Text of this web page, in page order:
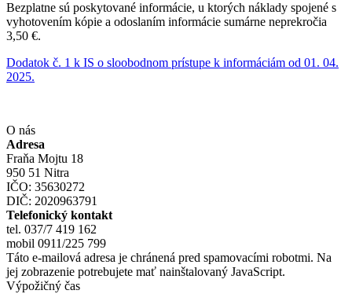
Bezplatne sú poskytované informácie, u ktorých náklady spojené s
vyhotovením kópie a odoslaním informácie sumárne neprekročia
3,50 €.
Dodatok č. 1 k IS o sloobodnom prístupe k informáciám od 01. 04.
2025.
O nás
Adresa
Fraňa Mojtu 18
950 51 Nitra
IČO: 35630272
DIČ: 2020963791
Telefonický kontakt
tel. 037/7 419 162
mobil 0911/225 799
Táto e-mailová adresa je chránená pred spamovacími robotmi. Na
jej zobrazenie potrebujete mať nainštalovaný JavaScript.
Výpožičný čas